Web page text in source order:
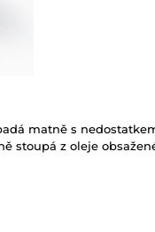
matně s
stoupá z oleje